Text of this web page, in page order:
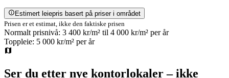
Estimert leiepris basert på priser i området
Prisen er et estimat, ikke den faktiske prisen
Normalt prisnivå: 3 400 kr/m² til 4 000 kr/m² per år
Toppleie: 5 000 kr/m² per år
Ser du etter nye kontorlokaler – ikke